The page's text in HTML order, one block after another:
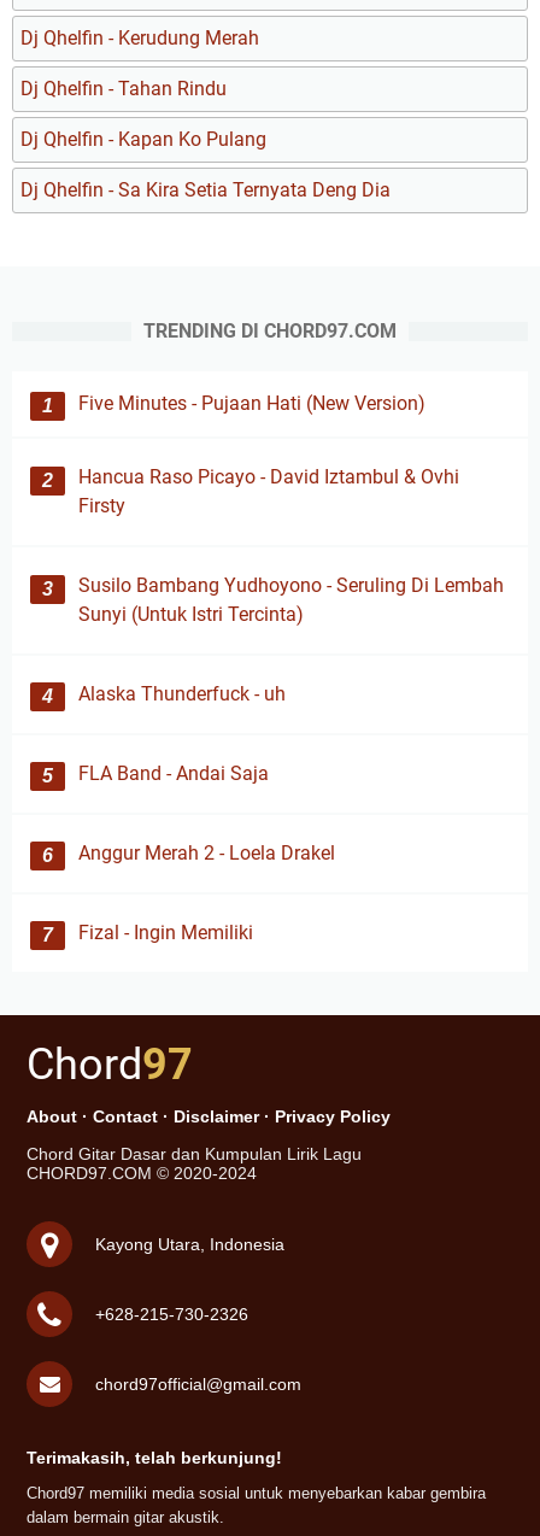
Dj Qhelfin - Kerudung Merah
Dj Qhelfin - Tahan Rindu
Dj Qhelfin - Kapan Ko Pulang
Dj Qhelfin - Sa Kira Setia Ternyata Deng Dia
TRENDING DI CHORD97.COM
Five Minutes - Pujaan Hati (New Version)
Hancua Raso Picayo - David Iztambul & Ovhi
Firsty
Susilo Bambang Yudhoyono - Seruling Di Lembah
Sunyi (Untuk Istri Tercinta)
Alaska Thunderfuck - uh
FLA Band - Andai Saja
Anggur Merah 2 - Loela Drakel
Fizal - Ingin Memiliki
Chord97
About · Contact · Disclaimer· Privacy Policy
Chord Gitar Dasar dan Kumpulan Lirik Lagu
CHORD97.COM © 2020-2024
Kayong Utara, Indonesia
+628-215-730-2326
chord97official@gmail.com
Terimakasih, telah berkunjung!
Chord97 memiliki media sosial untuk menyebarkan kabar gembira
dalam bermain gitar akustik.